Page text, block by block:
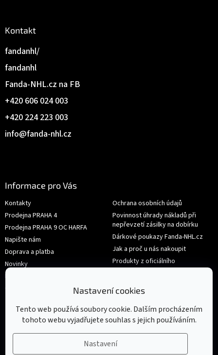
Nastavení cookies
Tento web používá soubory cookie. Dalším procházením
tohoto webu vyjadřujete souhlas s jejich používáním.
Nastavení
Kontakt
info@fanda-nhl.cz
+420 224 223 003
+420 606 024 003
Fanda-NHL.cz na FB
fandanhl
fandanhl/
Informace pro Vás
Kontakty
Prodejna PRAHA 4
Prodejna PRAHA 9 OC HARFA
Napište nám
Doprava a platba
Novinky
Hodnocení obchodu
Obchodní podmínky
Ochrana osobních údajů
Povinnost úhrady nákladů při
nepřevzetí zásilky na dobírku
Dárkové poukazy Fanda-NHL.cz
Jak a proč u nás nakoupit
Produkty z oficiálního
shop.nhl.com
Výměna nebo vrácení zboží